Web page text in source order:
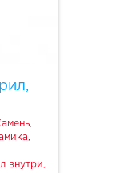
внутри,